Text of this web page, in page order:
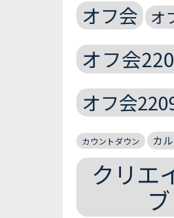
オフ会 オ
オフ会
オフ会
カウントダウン カ
クリエ
ブ